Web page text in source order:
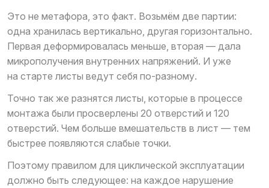
Это не метафора, это факт. Возьмём две партии:
одна хранилась вертикально, другая горизонтально.
Первая деформировалась меньше, вторая — дала
микрополучения внутренних напряжений. И уже
на старте листы ведут себя по-разному.
Точно так же разнятся листы, которые в процессе
монтажа были просверлены 20 отверстий и 120
отверстий. Чем больше вмешательств в лист — тем
быстрее появляются слабые точки.
Поэтому правилом для циклической эксплуатации
должно быть следующее: на каждое нарушение